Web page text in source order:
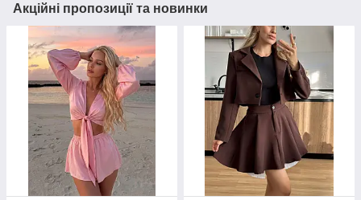
Акційні пропозиції та новинки